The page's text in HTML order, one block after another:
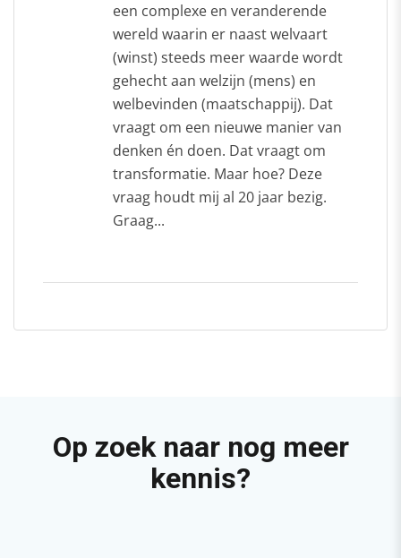
een complexe en veranderende
wereld waarin er naast welvaart
(winst) steeds meer waarde wordt
gehecht aan welzijn (mens) en
welbevinden (maatschappij). Dat
vraagt om een nieuwe manier van
denken én doen. Dat vraagt om
transformatie. Maar hoe? Deze
vraag houdt mij al 20 jaar bezig.
Graag...
Op zoek naar nog meer
kennis?